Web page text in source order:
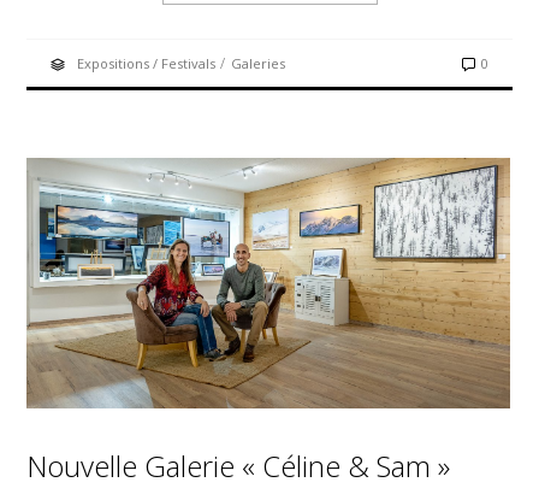
Expositions / Festivals / Galeries 0
Nouvelle Galerie « Céline & Sam »